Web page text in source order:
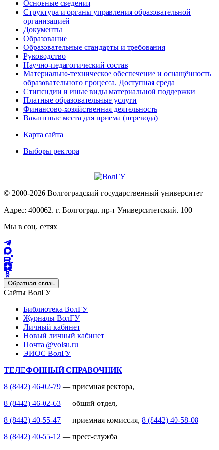
Основные сведения
Структура и органы управления образовательной
организацией
Документы
Образование
Образовательные стандарты и требования
Руководство
Научно-педагогический состав
Материально-техническое обеспечение и оснащённость
образовательного процесса. Доступная среда
Стипендии и иные виды материальной поддержки
Платные образовательные услуги
Финансово-хозяйственная деятельность
Вакантные места для приема (перевода)
Карта сайта
Выборы ректора
© 2000-2026 Волгоградский государственный университет
Адрес: 400062, г. Волгоград, пр-т Университетский, 100
Мы в соц. сетях
Обратная связь
Сайты ВолГУ
Библиотека ВолГУ
Журналы ВолГУ
Личный кабинет
Новый личный кабинет
Почта @volsu.ru
ЭИОС ВолГУ
ТЕЛЕФОННЫЙ СПРАВОЧНИК
8 (8442) 46-02-79 — приемная ректора,
8 (8442) 46-02-63 — общий отдел,
8 (8442) 40-55-47 — приемная комиссия, 8 (8442) 40-58-08
8 (8442) 40-55-12 — пресс-служба